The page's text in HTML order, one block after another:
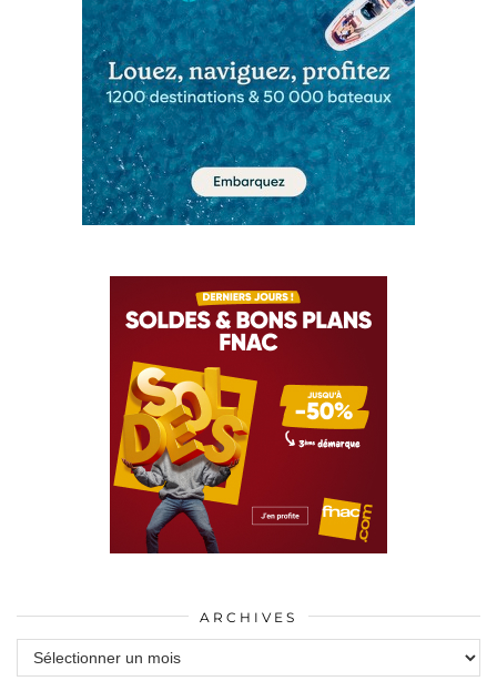
ARCHIVES
Archives